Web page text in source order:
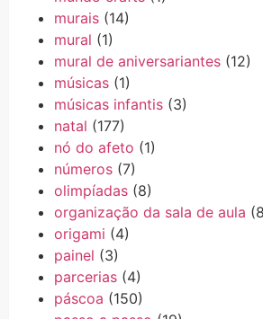
murais (14)
mural (1)
mural de aniversariantes (12)
músicas (1)
músicas infantis (3)
natal (177)
nó do afeto (1)
números (7)
olimpíadas (8)
organização da sala de aula
origami (4)
painel (3)
parcerias (4)
páscoa (150)